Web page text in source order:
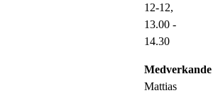
12-12,
13.00 -
14.30
Medverkande:
Mattias